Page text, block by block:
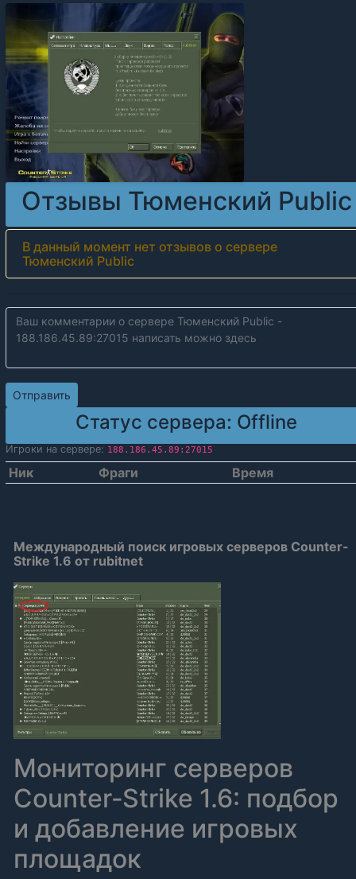
Отзывы Тюменский Public
В данный момент нет отзывов о сервере
Тюменский Public
Статус сервера: Offline
Игроки на сервере: 188.186.45.89:27015
Ник Фраги Время
Международный поиск игровых серверов Counter-
Strike 1.6 от rubitnet
Мониторинг серверов
Counter‑Strike 1.6: подбор
и добавление игровых
площадок